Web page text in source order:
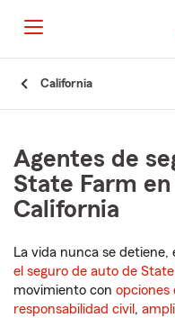
California
Agentes de
State Farm
California
La vida nunca se
el seguro de auto de
movimiento con opciones
responsabilidad civil ,